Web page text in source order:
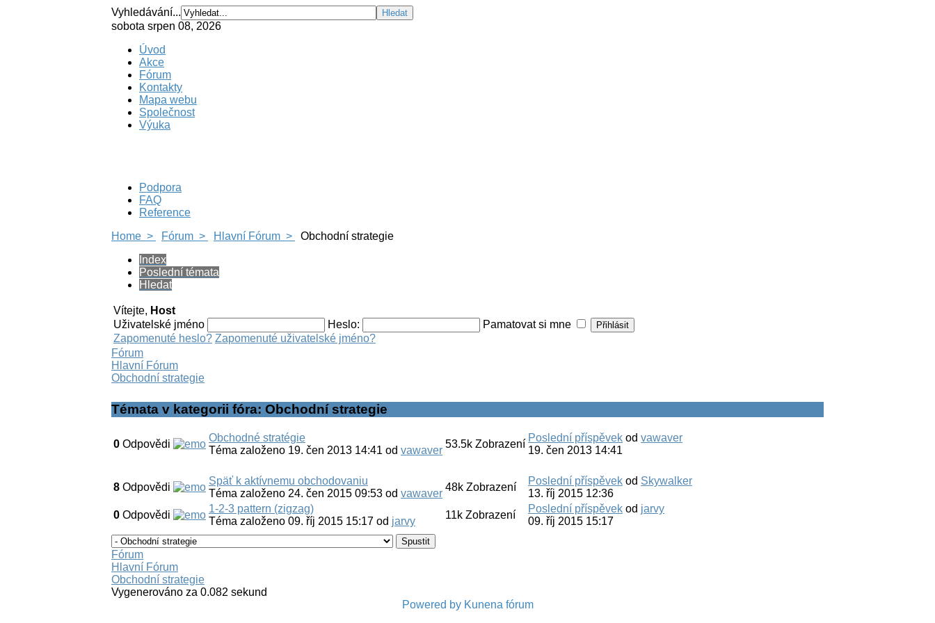
Vyhledávání...
sobota srpen 08, 2026
Úvod
Akce
Fórum
Kontakty
Mapa webu
Společnost
Výuka
Podpora
FAQ
Reference
Home >
Fórum > Hlavní Fórum >
Obchodní strategie
Index
Poslední témata
Hledat
Vítejte, Host
Uživatelské jméno
Heslo:
Pamatovat si mne
Zapomenuté heslo? Zapomenuté uživatelské jméno?
Fórum
Hlavní Fórum
Obchodní strategie
Témata v kategorii fóra: Obchodní strategie
0 Odpovědi
Obchodné stratégie
Téma založeno 19. čen 2013 14:41 od vawaver
53.5k Zobrazení
Poslední příspěvek od vawaver
19. čen 2013 14:41
8 Odpovědi
Späť k aktívnemu obchodovaniu
Téma založeno 24. čen 2015 09:53 od vawaver
48k Zobrazení
Poslední příspěvek od Skywalker
13. říj 2015 12:36
0 Odpovědi
1-2-3 pattern (zigzag)
Téma založeno 09. říj 2015 15:17 od jarvy
11k Zobrazení
Poslední příspěvek od jarvy
09. říj 2015 15:17
Fórum
Hlavní Fórum
Obchodní strategie
Vygenerováno za 0.082 sekund
Powered by Kunena fórum